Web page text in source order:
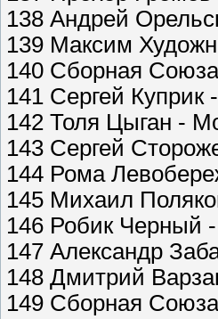
138 Андрей
139 Максим
140 Сборная
141 Сергей Куприк
142 Толя Цыган -
143 Сергей
144 Рома
145 Михаил
146 Робик Черный
147 Александр
148 Дмитрий
149 Сборная